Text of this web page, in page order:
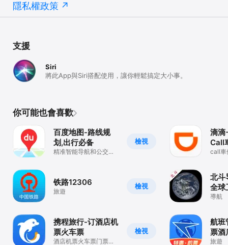
隱私權政策
支援
Siri
將此App與Siri搭配使用，讓你輕鬆搞定大小事。
你可能也會喜歡
檢視
百度地图-路线规
划,出行必备
精准智能导航和公交出
檢視
铁路12306
旅遊
檢視
携程旅行-订酒店机
票火车票
酒店机票火车票门票民
滴滴
Call
call車
北斗
全球
導航
航班
票酒
旅遊